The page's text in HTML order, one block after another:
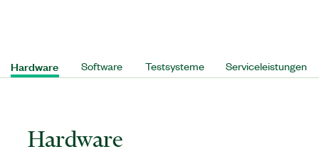
Hardware Software Testsysteme Serviceleistungen
Hardware